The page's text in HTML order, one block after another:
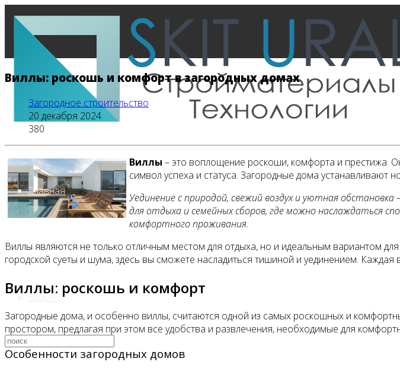
Главная
Все новости
Видео
Виллы: роскошь и комфорт в загородных домах
Загородное строительство
20 декабря 2024
380
Виллы – это воплощение роскоши, комфорта и престижа.
символ успеха и статуса. Загородные дома устанавливают
Уединение с природой, свежий воздух и уютная
для отдыха и семейных сборов, где можно наслаждаться
комфортного проживания.
Виллы являются не только отличным местом для отдыха, но и идеальным вариантом
городской суеты и шума, здесь вы сможете насладиться тишиной и уединением.
Виллы: роскошь и комфорт
Загородные дома, и особенно виллы, считаются одной из самых роскошных и
простором, предлагая при этом все удобства и развлечения, необходимые для
Особенности загородных домов